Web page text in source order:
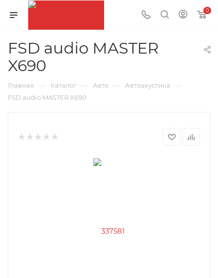
0
FSD audio MASTER
X690
Главная — Каталог — Авто — Автоакустика —
FSD audio MASTER X690